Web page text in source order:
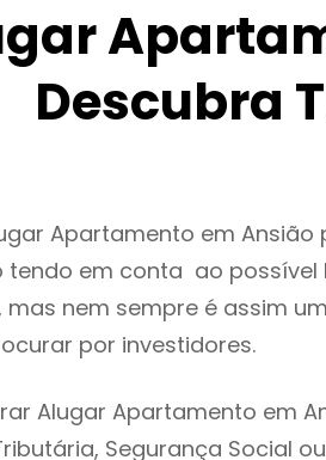
Descubra
Apartamento em
tendo em conta ao
nem sempre é assim
por investidores.
Alugar Apartamento em
Segurança Social